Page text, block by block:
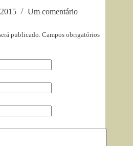
Um comentário
publicado. Campos obrigatórios